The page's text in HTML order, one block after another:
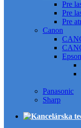
Pre
Pre
Pre
Canon
Epson
Panasonic
Sharp